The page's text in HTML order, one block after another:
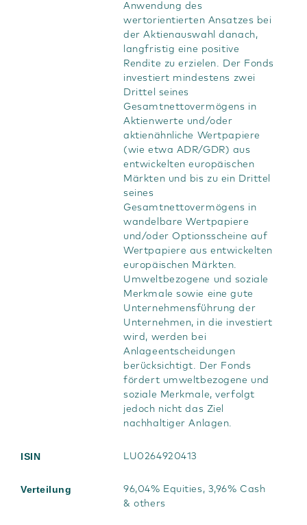
Anwendung des
wertorientierten Ansatzes bei
der Aktienauswahl danach,
langfristig eine positive
Rendite zu erzielen. Der Fonds
investiert mindestens zwei
Drittel seines
Gesamtnettovermögens in
Aktienwerte und/oder
aktienähnliche Wertpapiere
(wie etwa ADR/GDR) aus
entwickelten europäischen
Märkten und bis zu ein Drittel
seines
Gesamtnettovermögens in
wandelbare Wertpapiere
und/oder Optionsscheine auf
Wertpapiere aus entwickelten
europäischen Märkten.
Umweltbezogene und soziale
Merkmale sowie eine gute
Unternehmensführung der
Unternehmen, in die investiert
wird, werden bei
Anlageentscheidungen
berücksichtigt. Der Fonds
fördert umweltbezogene und
soziale Merkmale, verfolgt
jedoch nicht das Ziel
nachhaltiger Anlagen.
ISIN LU0264920413
Verteilung
96,04% Equities, 3,96% Cash
& others